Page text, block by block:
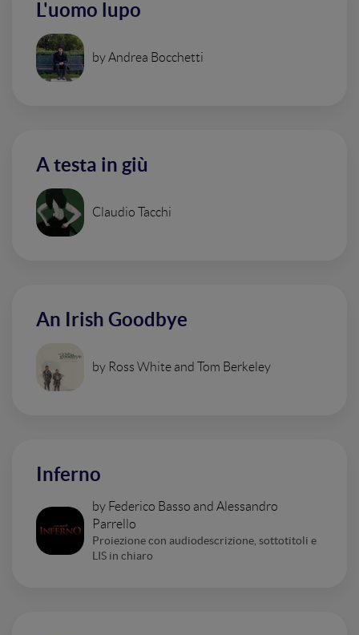
L'uomo lupo
by Andrea Bocchetti
A testa in giù
Claudio Tacchi
An Irish Goodbye
by Ross White and Tom Berkeley
Inferno
by Federico Basso and Alessandro
Parrello
Proiezione con audiodescrizione, sottotitoli e
LIS in chiaro